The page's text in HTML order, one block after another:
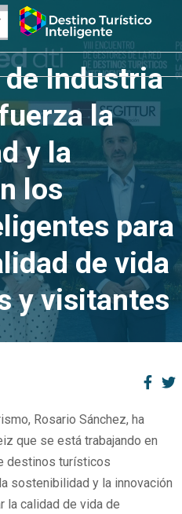
Industria
la
y la
los
para
de vida
y visitantes
Rosario Sánchez, ha
que se está trabajando en
destinos turísticos
sostenibilidad y la innovación
la calidad de vida de